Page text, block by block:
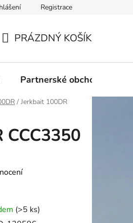
Registrace
KOŠÍK
PRÁZDNÝ KOŠÍK
Partnerské obchody
/ Jerkbait 100DR
CCC3350
(>5 ks)